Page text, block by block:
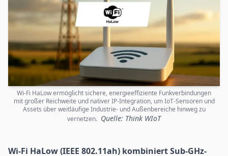
Wi-Fi HaLow ermöglicht sichere, energieeffiziente Funkverbindungen
mit großer Reichweite und nativer IP-Integration, um IoT-Sensoren und
Assets über weitläufige Industrie- und Außenbereiche hinweg zu
vernetzen. Quelle: Think WIoT
Wi-Fi HaLow (IEEE 802.11ah) kombiniert Sub-GHz-